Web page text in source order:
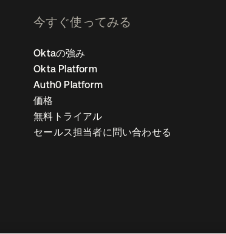
今すぐ使ってみる
Oktaの強み
Okta Platform
Auth0 Platform
価格
無料トライアル
セールス担当者に問い合わせる